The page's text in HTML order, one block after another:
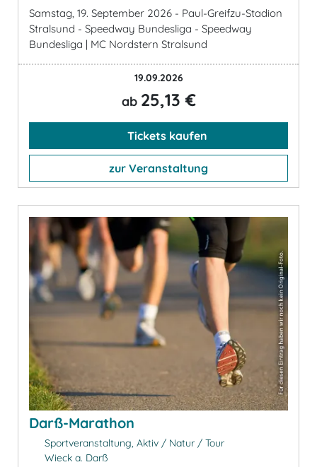
Samstag, 19. September 2026 - Paul-Greifzu-Stadion
Stralsund - Speedway Bundesliga - Speedway
Bundesliga | MC Nordstern Stralsund
19.09.2026
ab 25,13 €
Tickets kaufen
zur Veranstaltung
Darß-Marathon
Sportveranstaltung, Aktiv / Natur / Tour
Wieck a. Darß